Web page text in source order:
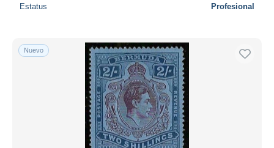
Estatus Profesional
Nuevo